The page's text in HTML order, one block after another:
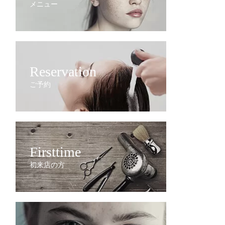
メニュー
Reservation
ご予約
Firsttime
初来店の方